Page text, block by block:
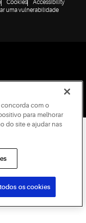
Cookies
Accessibility
uma vulnerabilidade
concorda com o
para melhorar
do site e ajudar nas
os cookies